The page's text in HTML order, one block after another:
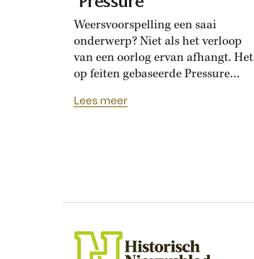
Weersvoorspelling een saai
onderwerp? Niet als het verloop
van een oorlog ervan afhangt. Het
op feiten gebaseerde Pressure
tussen geallieerde meteorologen
maand eerder was gepland,
met elkaar...
Lees meer